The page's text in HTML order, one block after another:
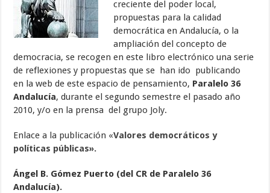
creciente del poder local,
propuestas para la calidad
democrática en Andalucía, o la
ampliación del concepto de
democracia, se recogen en este libro electrónico una serie
de reflexiones y propuestas que se han ido publicando
en la web de este espacio de pensamiento, Paralelo 36
Andalucía, durante el segundo semestre el pasado año
2010, y/o en la prensa del grupo Joly.
Enlace a la publicación «Valores democráticos y
políticas públicas».
Ángel B. Gómez Puerto (del CR de Paralelo 36
Andalucía).